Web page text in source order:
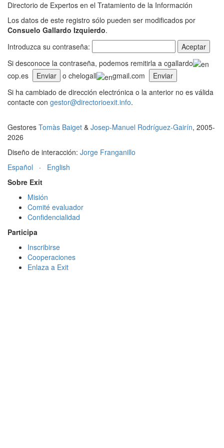
Directorio de Expertos en el Tratamiento de la Información
Los datos de este registro sólo pueden ser modificados por
Consuelo Gallardo Izquierdo.
Introduzca su contraseña:
Si desconoce la contraseña, podemos remitirla a cgallardo
cop.es
o chelogall
gmail.com
Si ha cambiado de dirección electrónica o la anterior no es válida
contacte con gestor@directorioexit.info.
Gestores Tomàs Baiget & Josep-Manuel Rodríguez-Gairín, 2005-
2026
Diseño de interacción: Jorge Franganillo
Español · English
Sobre Exit
Misión
Comité evaluador
Confidencialidad
Participa
Inscribirse
Cooperaciones
Enlaza a Exit